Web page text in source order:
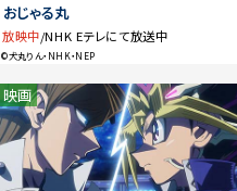
おじゃる丸
放映中/NHK Eテレにて放送中
©犬丸りん・NHK・NEP
映画